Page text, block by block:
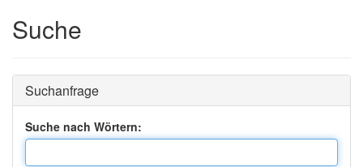
Suche
Suchanfrage
Suche nach Wörtern: